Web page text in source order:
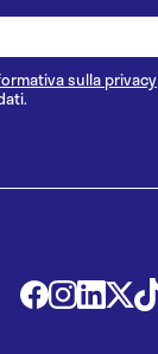
sulla privacy